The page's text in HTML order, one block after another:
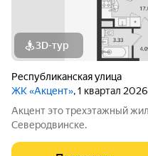
3D-тур
Республиканская улица
ЖК «Акцент», 1 квартал 2026
Акцент это трехэтажный жилой дом в районе старого города в
Северодвинске.